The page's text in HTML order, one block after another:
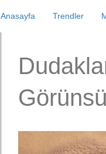
to
content
Anasayfa Trendler